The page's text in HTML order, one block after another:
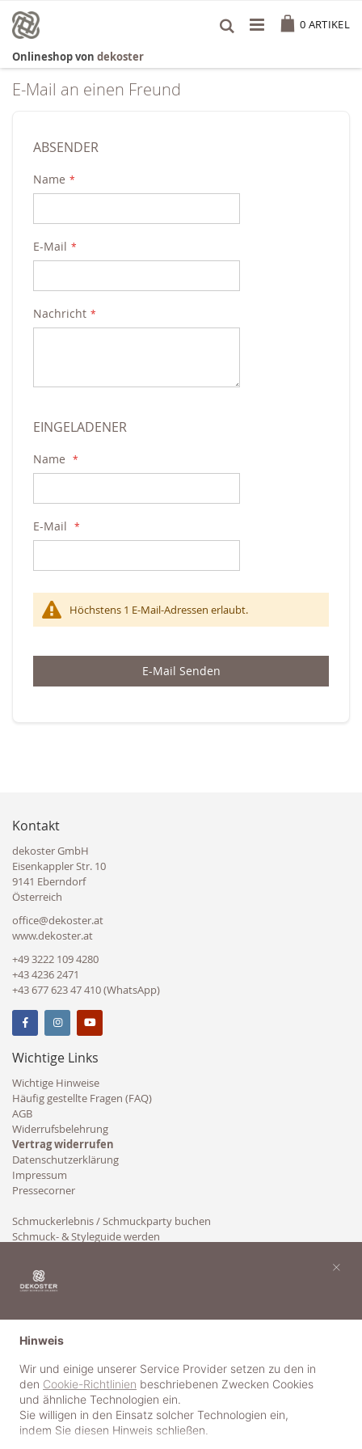
Inhalt
springen
0 ARTIKEL
Onlineshop von dekoster
E-Mail an einen Freund
ABSENDER
Name
E-Mail
Nachricht
EINGELADENER
Name
E-Mail
Höchstens 1 E-Mail-Adressen erlaubt.
E-Mail Senden
Kontakt
dekoster GmbH
Eisenkappler Str. 10
9141 Eberndorf
Österreich
office@dekoster.at
www.dekoster.at
+49 3222 109 4280
+43 4236 2471
+43 677 623 47 410 (WhatsApp)
Wichtige Links
Wichtige Hinweise
Häufig gestellte Fragen (FAQ)
AGB
Widerrufsbelehrung
Vertrag widerrufen
Datenschutzerklärung
Impressum
Pressecorner
Schmuckerlebnis / Schmuckparty buchen
Schmuck- & Styleguide werden
Hinweis
Wir und einige unserer Service Provider setzen zu den in
den Cookie-Richtlinien beschriebenen Zwecken Cookies
und ähnliche Technologien ein.
Sie willigen in den Einsatz solcher Technologien ein,
indem Sie diesen Hinweis schließen.
×